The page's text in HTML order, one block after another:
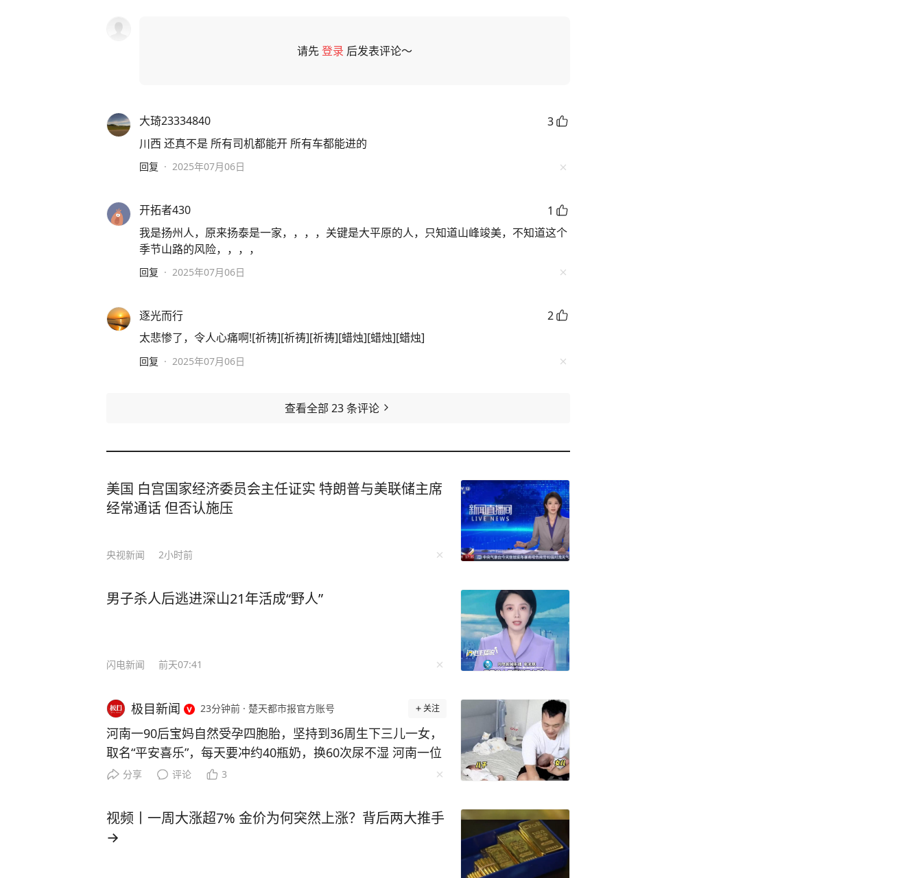
请先登录 后发表评论～
大琦23334840
3
川西 还真不是 所有司机都能开 所有车都能进的
回复 · 2025年07月06日
开拓者430
1
我是扬州人，原来扬泰是一家，，，，关键是大平原的人，只知道山峰竣美，不知道这个
季节山路的风险，，，，
回复 · 2025年07月06日
逐光而行
2
太悲惨了，令人心痛啊![祈祷][祈祷][祈祷][蜡烛][蜡烛][蜡烛]
回复 · 2025年07月06日
查看全部 23条评论
美国 白宫国家经济委员会主任证实 特朗普与美联储主席
经常通话 但否认施压
央视新闻 2小时前
男子杀人后逃进深山21年活成“野人”
闪电新闻 前天07:41
极目新闻 23分钟前 · 楚天都市报官方账号 关注
河南一90后宝妈自然受孕四胞胎，坚持到36周生下三儿一女，
取名“平安喜乐”，每天要冲约40瓶奶，换60次尿不湿 河南一位
90后宝妈火了！自然受孕怀上四胞胎，三儿一女，还给孩子们
是常人难以想象的艰辛。怀上四胞胎风险极高，医生曾建议减
胎，但宝妈说什么也舍不得放弃任何一个，硬是挺着超大孕
分享 评论 3
视频丨一周大涨超7% 金价为何突然上涨？背后两大推手
→